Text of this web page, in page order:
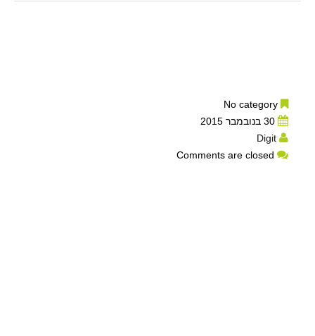
30 בנובמבר 2015
Digit
Comments are closed